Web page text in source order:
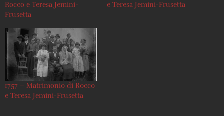
Rocco e Teresa Jemini-
Frusetta
e Teresa Jemini-Frusetta
1757 – Matrimonio di Rocco
e Teresa Jemini-Frusetta